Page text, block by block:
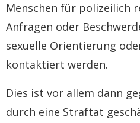
Menschen für polizeilich
Anfragen oder
sexuelle Orientierung
kontaktiert werden.
Dies ist vor allem dann
durch eine Straftat